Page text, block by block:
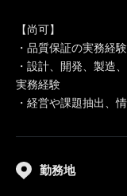
【尚可】
・品質保証の実務経験
・設計、開発、製造
実務経験
・経営や課題抽出、
勤務地